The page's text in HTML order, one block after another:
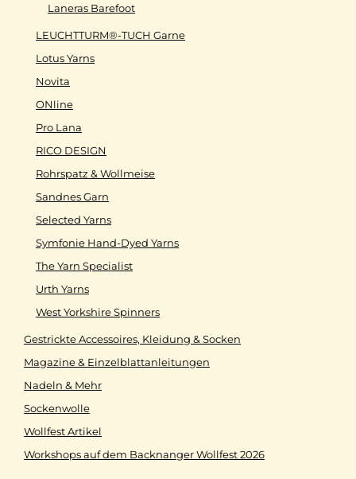
Laneras Barefoot
LEUCHTTURM®-TUCH Garne
Lotus Yarns
Novita
ONline
Pro Lana
RICO DESIGN
Rohrspatz & Wollmeise
Sandnes Garn
Selected Yarns
Symfonie Hand-Dyed Yarns
The Yarn Specialist
Urth Yarns
West Yorkshire Spinners
Gestrickte Accessoires, Kleidung & Socken
Magazine & Einzelblattanleitungen
Nadeln & Mehr
Sockenwolle
Wollfest Artikel
Workshops auf dem Backnanger Wollfest 2026